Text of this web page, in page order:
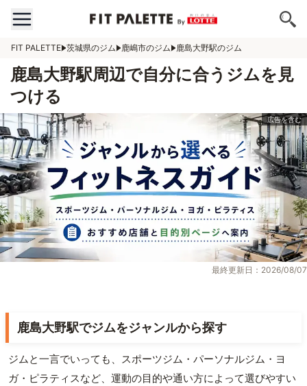
FIT PALETTE 茨城県のジム 鹿嶋市のジム 鹿島大野駅のジム
鹿島大野駅周辺で自分に合うジムを見
つける
最終更新日：2026/08/07
鹿島大野駅でジムをジャンルから探す
ジムと一言でいっても、スポーツジム・パーソナルジム・ヨ
ガ・ピラティスなど、運動の目的や通い方によって選びやすい